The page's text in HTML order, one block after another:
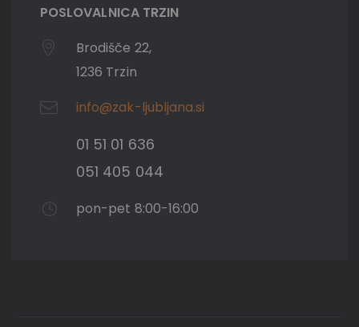
POSLOVALNICA TRZIN
Brodišče 22,
1236 Trzin
info@zak-ljubljana.si
01 51 01 636
051 405 044
pon-pet 8:00-16:00